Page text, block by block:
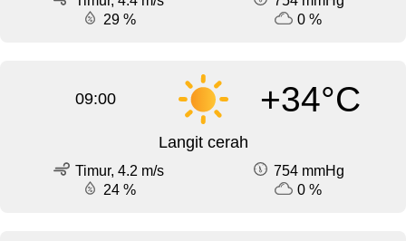
29 %
0 %
09:00 +34°C
Langit cerah
Timur, 4.2 m/s
754 mmHg
24 %
0 %